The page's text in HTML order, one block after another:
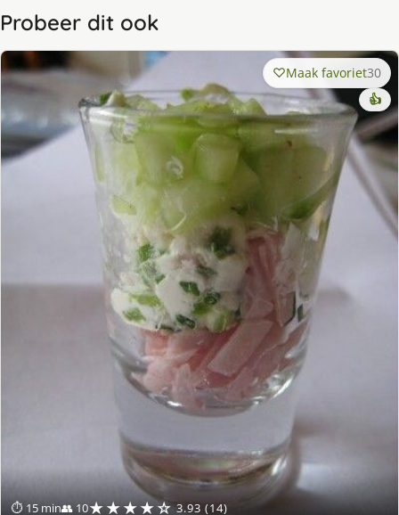
Probeer dit ook
⏱ 15 min👥 10★★★★☆ 3.93 (14)
Maak favoriet30
👍